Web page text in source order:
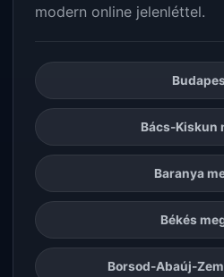
modern online jelenléttel.
Bács-Kiskun
Baranya
Békés
Borsod-Abaúj-